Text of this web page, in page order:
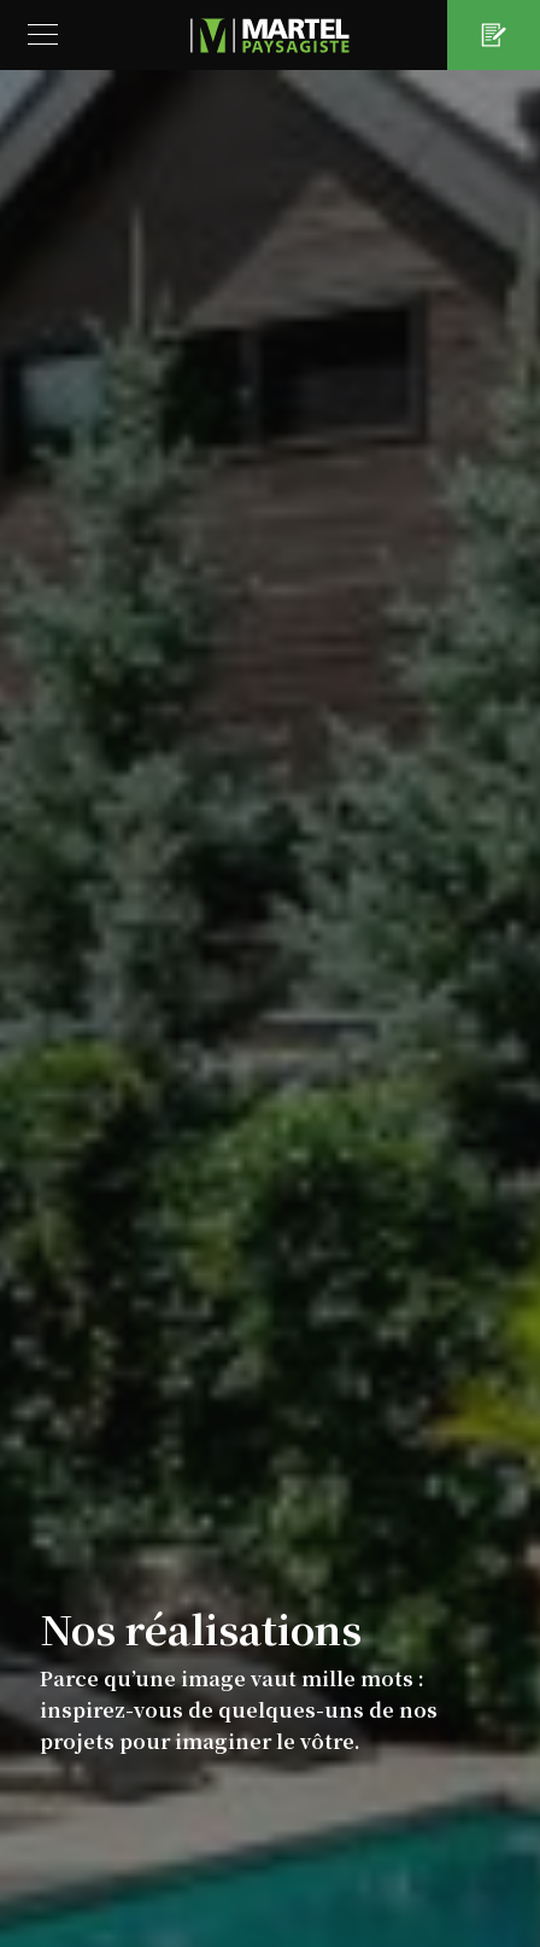
Nos réalisations
Parce qu’une image vaut mille mots :
inspirez-vous de quelques-uns de nos
projets pour imaginer le vôtre.